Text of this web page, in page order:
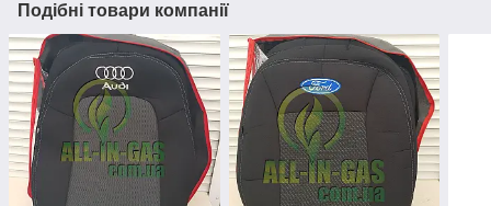
Подібні товари компанії